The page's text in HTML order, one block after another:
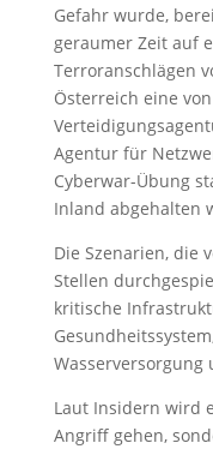
Gefahr wurde,
geraumer Zeit auf
Terroranschlägen
Österreich eine
Agentur für
Cyberwar-Übung
Inland abgehalten
Die Szenarien, die
Stellen
kritische
Wasserversorgung
Laut Insidern wird
Angriff gehen,